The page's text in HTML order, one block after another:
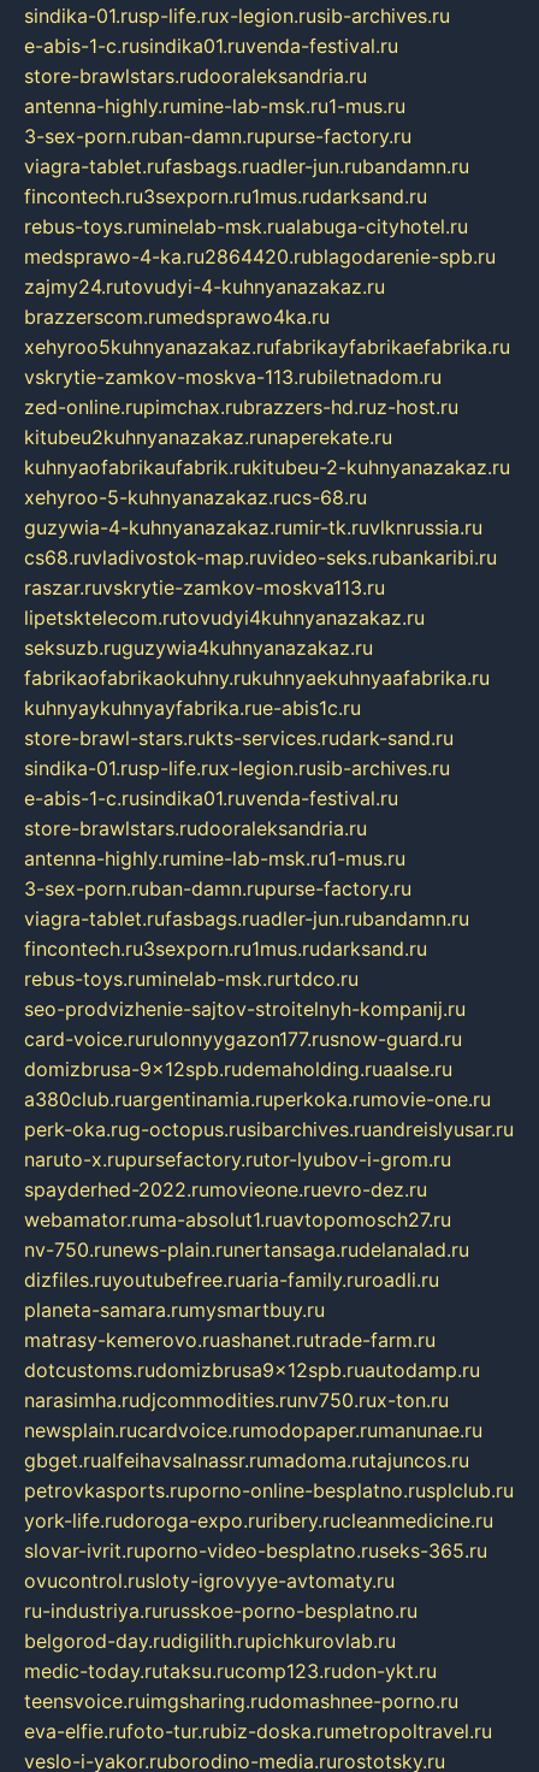
sindika-01.rusp-life.rux-legion.rusib-archives.ru
e-abis-1-c.rusindika01.ruvenda-festival.ru
store-brawlstars.rudooraleksandria.ru
antenna-highly.rumine-lab-msk.ru1-mus.ru
3-sex-porn.ruban-damn.rupurse-factory.ru
viagra-tablet.rufasbags.ruadler-jun.rubandamn.ru
fincontech.ru3sexporn.ru1mus.rudarksand.ru
rebus-toys.ruminelab-msk.rualabuga-cityhotel.ru
medsprawo-4-ka.ru2864420.rublagodarenie-spb.ru
zajmy24.rutovudyi-4-kuhnyanazakaz.ru
brazzerscom.rumedsprawo4ka.ru
xehyroo5kuhnyanazakaz.rufabrikayfabrikaefabrika.ru
vskrytie-zamkov-moskva-113.rubiletnadom.ru
zed-online.rupimchax.rubrazzers-hd.ruz-host.ru
kitubeu2kuhnyanazakaz.runaperekate.ru
kuhnyaofabrikaufabrik.rukitubeu-2-kuhnyanazakaz.ru
xehyroo-5-kuhnyanazakaz.rucs-68.ru
guzywia-4-kuhnyanazakaz.rumir-tk.ruvlknrussia.ru
cs68.ruvladivostok-map.ruvideo-seks.rubankaribi.ru
raszar.ruvskrytie-zamkov-moskva113.ru
lipetsktelecom.rutovudyi4kuhnyanazakaz.ru
seksuzb.ruguzywia4kuhnyanazakaz.ru
fabrikaofabrikaokuhny.rukuhnyaekuhnyaafabrika.ru
kuhnyaykuhnyayfabrika.rue-abis1c.ru
store-brawl-stars.rukts-services.rudark-sand.ru
sindika-01.rusp-life.rux-legion.rusib-archives.ru
e-abis-1-c.rusindika01.ruvenda-festival.ru
store-brawlstars.rudooraleksandria.ru
antenna-highly.rumine-lab-msk.ru1-mus.ru
3-sex-porn.ruban-damn.rupurse-factory.ru
viagra-tablet.rufasbags.ruadler-jun.rubandamn.ru
fincontech.ru3sexporn.ru1mus.rudarksand.ru
rebus-toys.ruminelab-msk.rurtdco.ru
seo-prodvizhenie-sajtov-stroitelnyh-kompanij.ru
card-voice.rurulonnyygazon177.rusnow-guard.ru
domizbrusa-9x12spb.rudemaholding.ruaalse.ru
a380club.ruargentinamia.ruperkoka.rumovie-one.ru
perk-oka.rug-octopus.rusibarchives.ruandreislyusar.ru
naruto-x.rupursefactory.rutor-lyubov-i-grom.ru
spayderhed-2022.rumovieone.ruevro-dez.ru
webamator.ruma-absolut1.ruavtopomosch27.ru
nv-750.runews-plain.runertansaga.rudelanalad.ru
dizfiles.ruyoutubefree.ruaria-family.ruroadli.ru
planeta-samara.rumysmartbuy.ru
matrasy-kemerovo.ruashanet.rutrade-farm.ru
dotcustoms.rudomizbrusa9x12spb.ruautodamp.ru
narasimha.rudjcommodities.runv750.rux-ton.ru
newsplain.rucardvoice.rumodopaper.rumanunae.ru
gbget.rualfeihavsalnassr.rumadoma.rutajuncos.ru
petrovkasports.ruporno-online-besplatno.rusplclub.ru
york-life.rudoroga-expo.ruribery.rucleanmedicine.ru
slovar-ivrit.ruporno-video-besplatno.ruseks-365.ru
ovucontrol.rusloty-igrovyye-avtomaty.ru
ru-industriya.rurusskoe-porno-besplatno.ru
belgorod-day.rudigilith.rupichkurovlab.ru
medic-today.rutaksu.rucomp123.rudon-ykt.ru
teensvoice.ruimgsharing.rudomashnee-porno.ru
eva-elfie.rufoto-tur.rubiz-doska.rumetropoltravel.ru
veslo-i-yakor.ruborodino-media.rurostotsky.ru